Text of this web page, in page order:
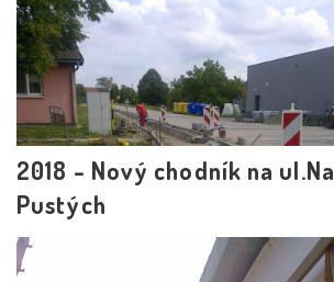
2018 - Nový chodník na ul.Na
Pustých